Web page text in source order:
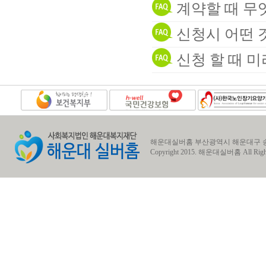
계약할 때 무
신청시 어떤
신청 할 때
해운대실버홈 부산광역시 해운대구
Copyright 2015. 해운대실버홈 All